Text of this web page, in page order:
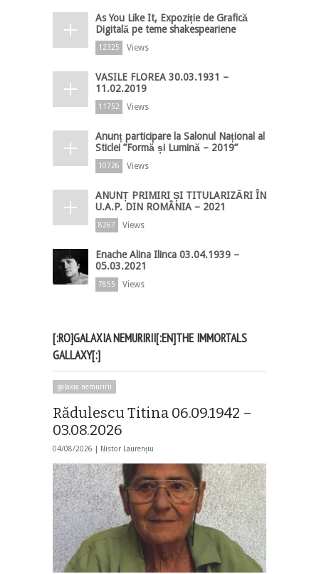
As You Like It, Expoziție de Grafică
Digitală pe teme shakespeariene
12325 Views
VASILE FLOREA 30.03.1931 –
11.02.2019
11752 Views
Anunț participare la Salonul Național al
Sticlei ”Formă și Lumină – 2019”
10726 Views
ANUNȚ PRIMIRI ȘI TITULARIZĂRI ÎN
U.A.P. DIN ROMÂNIA – 2021
8267 Views
Enache Alina Ilinca 03.04.1939 –
05.03.2021
7855 Views
[:RO]GALAXIA NEMURIRII[:EN]THE IMMORTALS
GALLAXY[:]
galaxia nemuririi
Rădulescu Titina 06.09.1942 –
03.08.2026
04/08/2026 | Nistor Laurențiu